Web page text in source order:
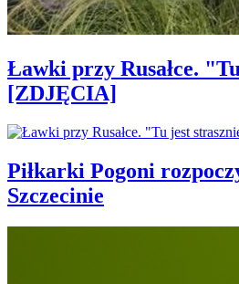
Ławki przy Rusałce.
[ZDJĘCIA]
Piłkarki Pogoni
Szczecinie